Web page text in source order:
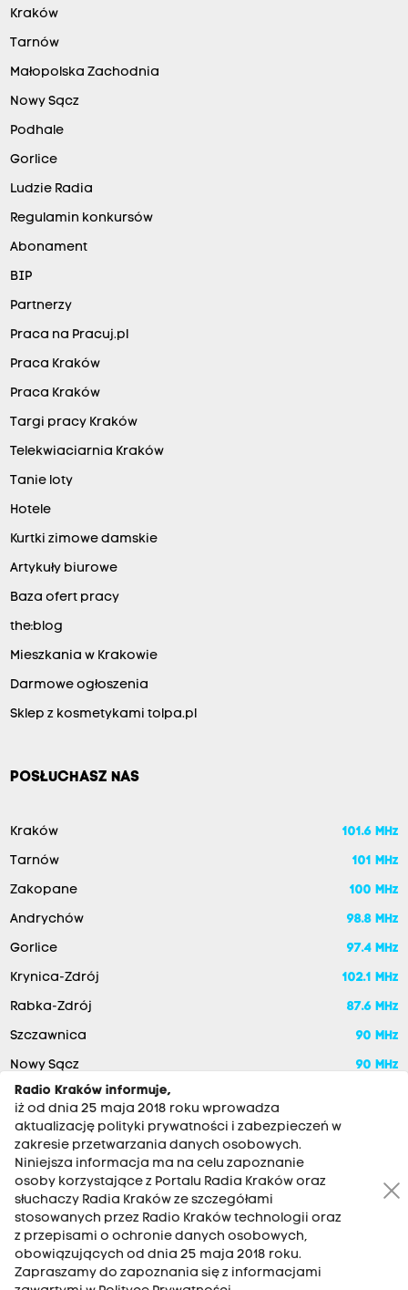
Kraków
Tarnów
Małopolska Zachodnia
Nowy Sącz
Podhale
Gorlice
Ludzie Radia
Regulamin konkursów
Abonament
BIP
Partnerzy
Praca na Pracuj.pl
Praca Kraków
Praca Kraków
Targi pracy Kraków
Telekwiaciarnia Kraków
Tanie loty
Hotele
Kurtki zimowe damskie
Artykuły biurowe
Baza ofert pracy
the:blog
Mieszkania w Krakowie
Darmowe ogłoszenia
Sklep z kosmetykami tolpa.pl
POSŁUCHASZ NAS
Kraków 101.6 MHz
Tarnów 101 MHz
Zakopane 100 MHz
Andrychów 98.8 MHz
Gorlice 97.4 MHz
Krynica-Zdrój 102.1 MHz
Rabka-Zdrój 87.6 MHz
Szczawnica 90 MHz
Nowy Sącz 90 MHz
RADIO KRAKÓW SA. Aleja Juliusza Słowackiego 22, 30-007
Kraków
Antena: 12 200 33 33
Radio Kraków informuje,
iż od dnia 25 maja 2018 roku wprowadza
aktualizację polityki prywatności i zabezpieczeń w
zakresie przetwarzania danych osobowych.
Niniejsza informacja ma na celu zapoznanie
osoby korzystające z Portalu Radia Kraków oraz
słuchaczy Radia Kraków ze szczegółami
stosowanych przez Radio Kraków technologii oraz
z przepisami o ochronie danych osobowych,
obowiązujących od dnia 25 maja 2018 roku.
Zapraszamy do zapoznania się z informacjami